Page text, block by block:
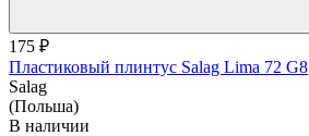
175 ₽
Пластиковый плинтус Salag Lima 72 G8
Salag
(Польша)
В наличии